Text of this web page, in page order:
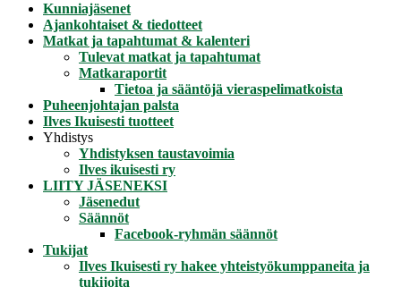
Kunniajäsenet
Ajankohtaiset & tiedotteet
Matkat ja tapahtumat & kalenteri
Tulevat matkat ja tapahtumat
Matkaraportit
Tietoa ja sääntöjä vieraspelimatkoista
Puheenjohtajan palsta
Ilves Ikuisesti tuotteet
Yhdistys
Yhdistyksen taustavoimia
Ilves ikuisesti ry
LIITY JÄSENEKSI
Jäsenedut
Säännöt
Facebook-ryhmän säännöt
Tukijat
Ilves Ikuisesti ry hakee yhteistyökumppaneita ja
tukijoita